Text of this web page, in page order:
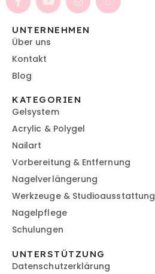
UNTERNEHMEN
Über uns
Kontakt
Blog
KATEGORIEN
Gelsystem
Acrylic & Polygel
Nailart
Vorbereitung & Entfernung
Nagelverlängerung
Werkzeuge & Studioausstattung
Nagelpflege
Schulungen
UNTERSTÜTZUNG
Datenschutzerklärung